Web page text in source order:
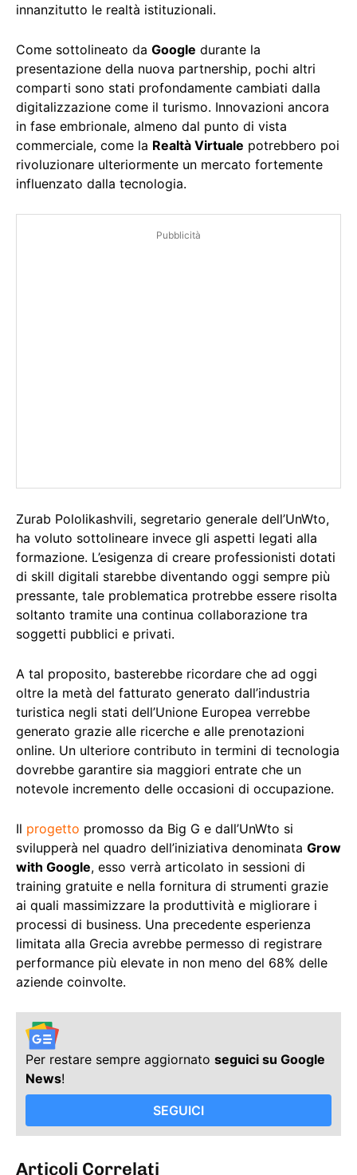
innanzitutto le realtà istituzionali.
Come sottolineato da Google durante la
presentazione della nuova partnership, pochi altri
comparti sono stati profondamente cambiati dalla
digitalizzazione come il turismo. Innovazioni ancora
in fase embrionale, almeno dal punto di vista
commerciale, come la Realtà Virtuale potrebbero poi
rivoluzionare ulteriormente un mercato fortemente
influenzato dalla tecnologia.
Pubblicità
Zurab Pololikashvili, segretario generale dell’UnWto,
ha voluto sottolineare invece gli aspetti legati alla
formazione. L’esigenza di creare professionisti dotati
di skill digitali starebbe diventando oggi sempre più
pressante, tale problematica protrebbe essere risolta
soltanto tramite una continua collaborazione tra
soggetti pubblici e privati.
A tal proposito, basterebbe ricordare che ad oggi
oltre la metà del fatturato generato dall’industria
turistica negli stati dell’Unione Europea verrebbe
generato grazie alle ricerche e alle prenotazioni
online. Un ulteriore contributo in termini di tecnologia
dovrebbe garantire sia maggiori entrate che un
notevole incremento delle occasioni di occupazione.
Il progetto promosso da Big G e dall’UnWto si
svilupperà nel quadro dell’iniziativa denominata Grow
with Google, esso verrà articolato in sessioni di
training gratuite e nella fornitura di strumenti grazie
ai quali massimizzare la produttività e migliorare i
processi di business. Una precedente esperienza
limitata alla Grecia avrebbe permesso di registrare
performance più elevate in non meno del 68% delle
aziende coinvolte.
Per restare sempre aggiornato seguici su Google
News!
SEGUICI
Articoli Correlati